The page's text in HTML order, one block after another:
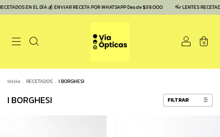
EN EL DÍA 💰 ENVIAR RECETA POR WHATSAPP Desde $39.000 👓 LENTES
0
Inicio . RECETADOS . I BORGHESI
I BORGHESI FILTRAR